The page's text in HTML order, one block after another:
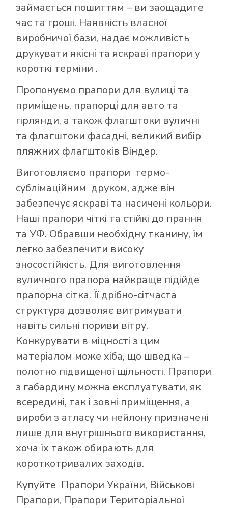
займається пошиттям – ви заощадите
час та гроші. Наявність власної
виробничої бази, надає можливість
друкувати якісні та яскраві прапори у
короткі терміни .
Пропонуємо прапори для вулиці та
приміщень, прапорці для авто та
гірлянди, а також флагштоки вуличні
та флагштоки фасадні, великий вибір
пляжних флагштоків Віндер.
Виготовляємо прапори термо-
сублімаційним друком, адже він
забезпечує яскраві та насичені кольори.
Наші прапори чіткі та стійкі до прання
та УФ. Обравши необхідну тканину, їм
легко забезпечити високу
зносостійкість. Для виготовлення
вуличного прапора найкраще підійде
прапорна сітка. Її дрібно-сітчаста
структура дозволяє витримувати
навіть сильні пориви вітру.
Конкурувати в міцності з цим
матеріалом може хіба, що шведка –
полотно підвищеної щільності. Прапори
з габардину можна експлуатувати, як
всередині, так і зовні приміщення, а
вироби з атласу чи нейлону призначені
лише для внутрішнього використання,
хоча їх також обирають для
короткотривалих заходів.
Купуйте Прапори України, Військові
Прапори, Прапори Територіальної